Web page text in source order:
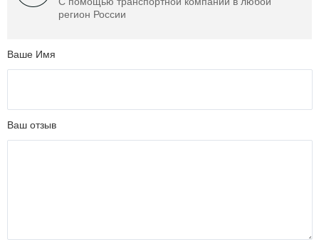
регион России
Ваше Имя
Ваш отзыв